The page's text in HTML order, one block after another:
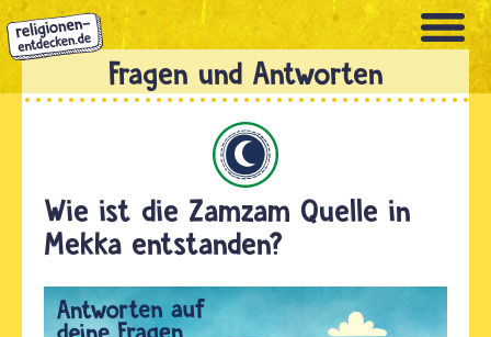
Direkt
zum
Inhalt
Wie ist die Zamzam Quelle in
Mekka entstanden?